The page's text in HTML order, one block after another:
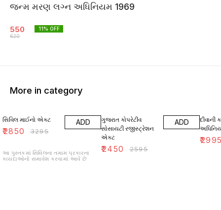
જન્મ મરણ લગ્ન અધિનિયમ 1969
550
620
11% OFF
More in category
સિવિલ માઈનો એક્ટ
₹2850 ₹3295
ADD
આ પુસ્તકમાં સિવિલના તમામ પ્રકારના
કાયદાઓનો સમાવેશ કરવામાં આવે છે
ગુજરાત કોપરેટીવ
સોસાયટી રજીસ્ટ્રેશન
એક્ટ
₹2450 ₹2595
ADD
દીવાની
₹